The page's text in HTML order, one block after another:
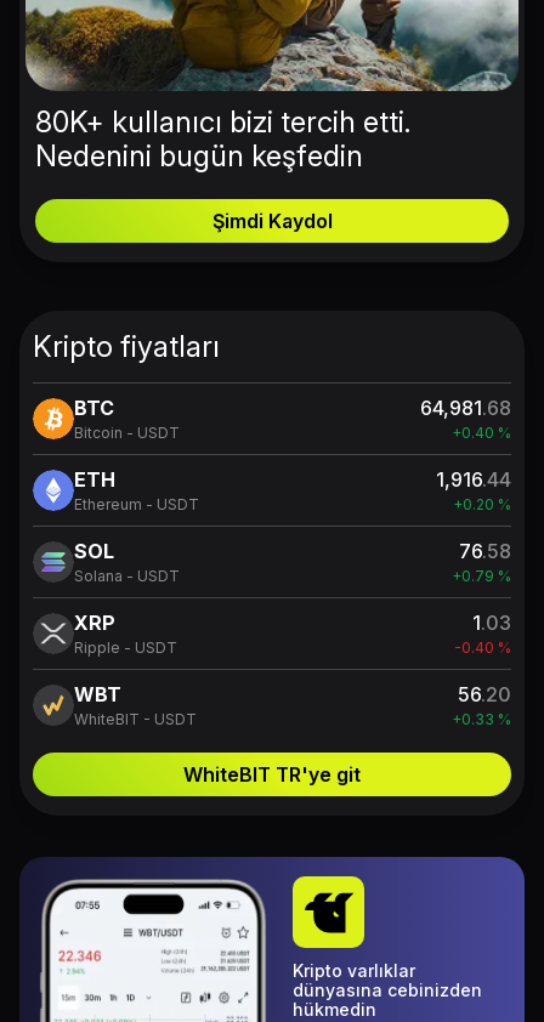
80K+ kullanıcı bizi tercih etti.
Nedenini bugün keşfedin
Şimdi Kaydol
Kripto fiyatları
BTC
Bitcoin - USDT
64,981.68
+0.40 %
ETH
Ethereum - USDT
1,916.44
+0.20 %
SOL
Solana - USDT
76.58
+0.79 %
XRP
Ripple - USDT
1.03
-0.40 %
WBT
WhiteBIT - USDT
56.20
+0.33 %
WhiteBIT TR'ye git
Kripto varlıklar
dünyasına cebinizden
hükmedin